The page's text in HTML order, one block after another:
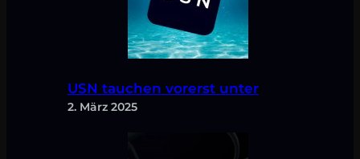
USN tauchen vorerst unter
2. März 2025